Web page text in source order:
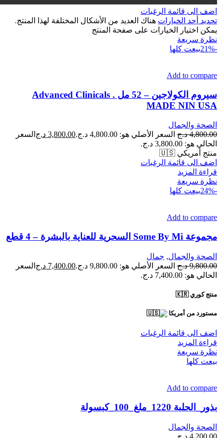
اضف الى قائمة الرغبات
تحديد أحد الخيارات هناك العديد من الأشكال المختلفة لهذا المنتج.
يمكن اختيار الخيارات على صفحة المنتج
نظرة سريعة
-21%
بيعت كلها
Add to compare
سيروم الكولاجين – 52 مل . Advanced Clinicals
MADE NIN USA
الصحة والجمال
4,800.00 د.ج السعر الأصلي هو: 4,800.00 د.ج. 3,800.00 د.ج السعر
الحالي هو: 3,800.00 د.ج.
منتج أمريكي 🇺🇸
اضف الى قائمة الرغبات
قراءة المزيد
نظرة سريعة
-24%
بيعت كلها
Add to compare
مجموعة Some By Mi السحرية للعناية بالبشرة – 4 قطع
الصحة والجمال, جمال
9,800.00 د.ج السعر الأصلي هو: 9,800.00 د.ج. 7,400.00 د.ج السعر
الحالي هو: 7,400.00 د.ج.
منتج كوري 🇰🇷
مستورد من أمريكا
اضف الى قائمة الرغبات
قراءة المزيد
نظرة سريعة
بيعت كلها
Add to compare
بذور_الحلبة 1220_ملغ_100_كبسولة
الصحة والجمال
4,200.00 د.ج